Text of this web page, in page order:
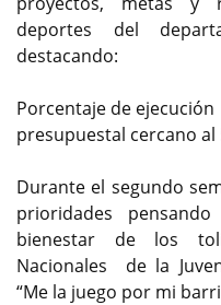
deportes del
destacando:
Porcentaje de ejecución
presupuestal cercano al
Durante el segundo
prioridades
bienestar de los
Nacionales de la
“Me la juego por mi